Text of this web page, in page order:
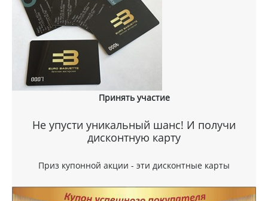
Принять участие
Не упусти уникальный шанс! И получи
дисконтную карту
Приз купонной акции - эти дисконтные карты